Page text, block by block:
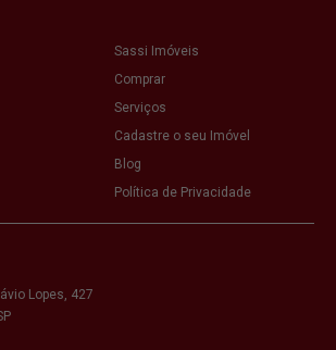
Sassi Imóveis
Comprar
Serviços
Cadastre o seu Imóvel
Blog
Política de Privacidade
Lopes, 427